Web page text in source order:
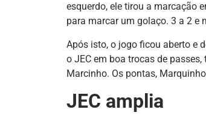
esquerdo, ele tirou a marcação
para marcar um golaço. 3 a 2 e
Após isto, o jogo ficou aberto e
o JEC em boa trocas de
Marcinho. Os pontas,
JEC amplia